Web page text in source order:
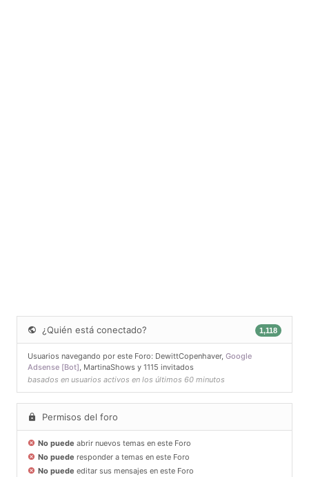
¿Quién está conectado? 1,118
Usuarios navegando por este Foro: DewittCopenhaver, Google
Adsense [Bot], MartinaShows y 1115 invitados
basados en usuarios activos en los últimos 60 minutos
Permisos del foro
No puede abrir nuevos temas en este Foro
No puede responder a temas en este Foro
No puede editar sus mensajes en este Foro